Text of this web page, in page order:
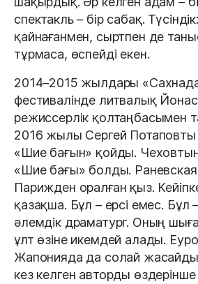
спектакль – бір сабақ.
қайнағанмен, сыртпен де
тұрмаса, өспейді екен.
2014–2015 жылдары
фестивалінде литвалық
режиссерлік қолтаңбасымен
2016 жылы Сергей
«Шие бағын» қойды.
«Шие бағы» болды. Раневская
Парижден оралған қыз.
қазақша. Бұл – ерсі емес. Бұл
әлемдік драматург. Оның
ұлт өзіне икемдей алады.
Жапонияда да солай
кез келген авторды өздерінше